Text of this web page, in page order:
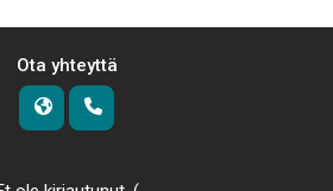
Ota yhteyttä